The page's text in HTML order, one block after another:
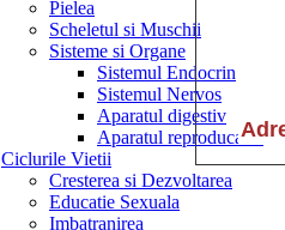
Pielea
Scheletul si Muschii
Sisteme si Organe
Sistemul Endocrin
Sistemul Nervos
Aparatul digestiv
Aparatul reproducator
Ciclurile Vietii
Cresterea si Dezvoltarea
Educatie Sexuala
Imbatranirea